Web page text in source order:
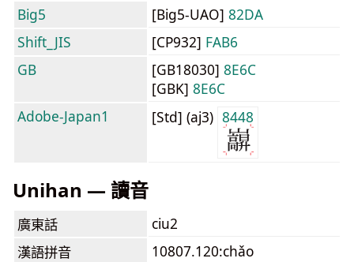
Big5 [Big5-UAO] 82DA
Shift_JIS
[CP932] FAB6
GB
[GB18030] 8E6C
[GBK] 8E6C
Adobe-Japan1
[Std] (aj3) 8448
Unihan — 讀音
廣東話
ciu2
漢語拼音
10807.120:chǎo